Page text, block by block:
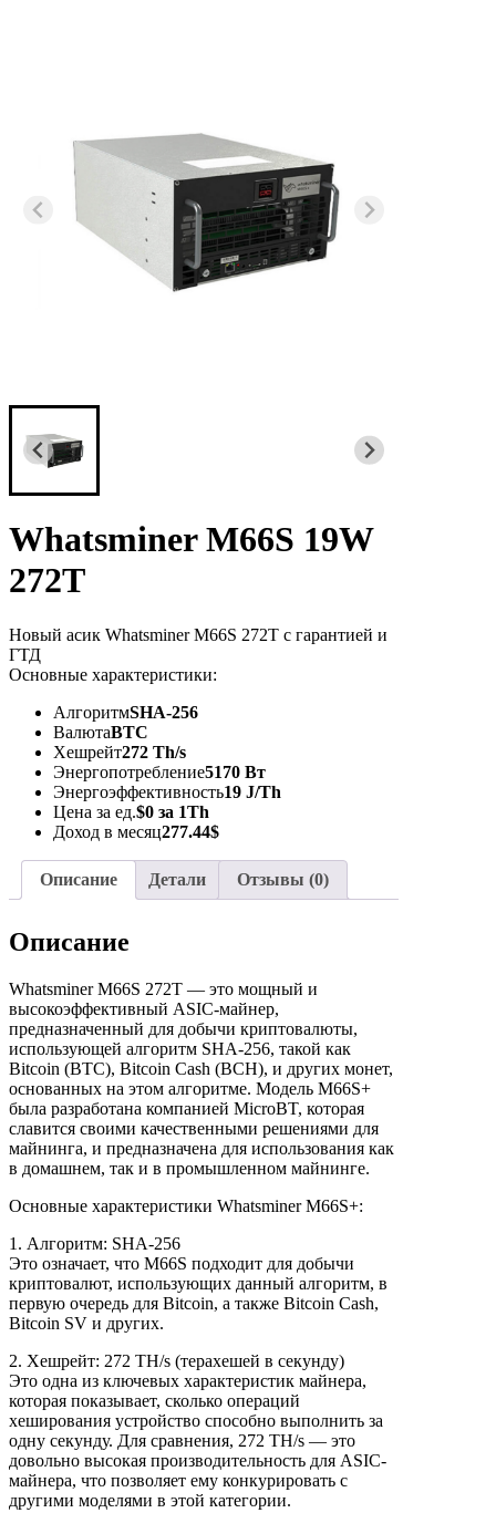
Whatsminer M66S 19W
272T
Новый асик Whatsminer M66S 272T с гарантией и
ГТД
Основные характеристики:
АлгоритмSHA-256
ВалютаBTC
Хешрейт272 Th/s
Энергопотребление5170 Вт
Энергоэффективность19 J/Th
Цена за ед.$0 за 1Th
Доход в месяц277.44$
Описание Детали Отзывы (0)
Описание
Whatsminer M66S 272T — это мощный и
высокоэффективный ASIC-майнер,
предназначенный для добычи криптовалюты,
использующей алгоритм SHA-256, такой как
Bitcoin (BTC), Bitcoin Cash (BCH), и других монет,
основанных на этом алгоритме. Модель M66S+
была разработана компанией MicroBT, которая
славится своими качественными решениями для
майнинга, и предназначена для использования как
в домашнем, так и в промышленном майнинге.
Основные характеристики Whatsminer M66S+:
1. Алгоритм: SHA-256
Это означает, что M66S подходит для добычи
криптовалют, использующих данный алгоритм, в
первую очередь для Bitcoin, а также Bitcoin Cash,
Bitcoin SV и других.
2. Хешрейт: 272 TH/s (терахешей в секунду)
Это одна из ключевых характеристик майнера,
которая показывает, сколько операций
хеширования устройство способно выполнить за
одну секунду. Для сравнения, 272 TH/s — это
довольно высокая производительность для ASIC-
майнера, что позволяет ему конкурировать с
другими моделями в этой категории.